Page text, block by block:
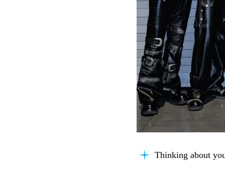
Thinking about